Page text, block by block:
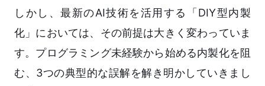
しかし、最新のAI技術を活用する「DIY型内製
化」においては、その前提は大きく変わっていま
す。プログラミング未経験から始める内製化を阻
む、3つの典型的な誤解を解き明かしていきまし